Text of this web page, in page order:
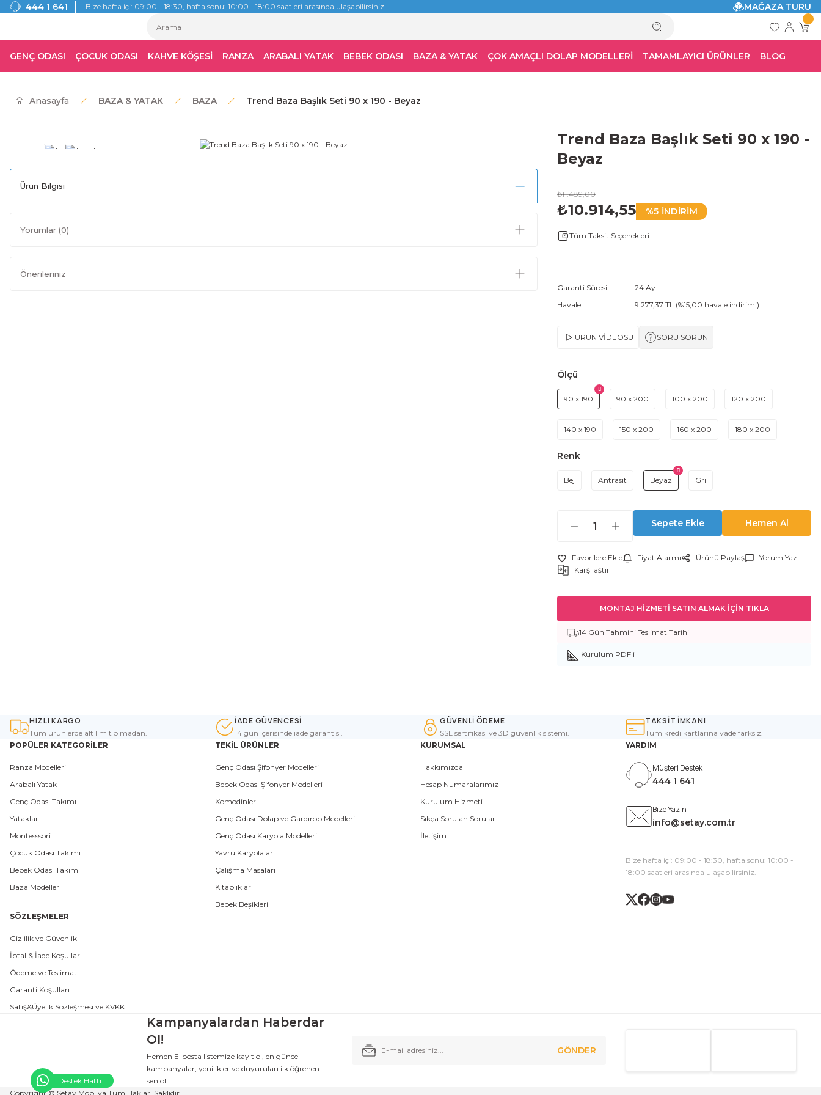
444 1 641 Bize hafta içi: 09:00 - 18:30, hafta sonu: 10:00 - 18:00 saatleri arasında ulaşabilirsiniz. MAĞAZA TURU
GENÇ ODASI ÇOCUK ODASI KAHVE KÖŞESİ RANZA ARABALI YATAK BEBEK ODASI BAZA & YATAK ÇOK AMAÇLI DOLAP MODELLERİ TAMAMLAYICI ÜRÜNLER BLOG
Anasayfa BAZA & YATAK BAZA Trend Baza Başlık Seti 90 x 190 - Beyaz
Ürün Bilgisi
Yorumlar (0)
Önerileriniz
Trend Baza Başlık Seti 90 x 190 -
Beyaz
₺11.489,00
₺10.914,55 %5 İNDİRİM
Tüm Taksit Seçenekleri
Garanti Süresi
24 Ay
Havale
9.277,37 TL (%15,00 havale indirimi)
ÜRÜN VİDEOSU SORU SORUN
Ölçü
90 x 190 90 x 200 100 x 200 120 x 200
140 x 190 150 x 200 160 x 200 180 x 200
Renk
Bej Antrasit Beyaz Gri
Sepete Ekle Hemen Al
Fiyat Alarmı Ürünü Paylaş
Yorum Yaz
Karşılaştır
MONTAJ HİZMETİ SATIN ALMAK İÇİN TIKLA
14 Gün Tahmini Teslimat Tarihi
Kurulum PDF'i
HIZLI KARGO
Tüm ürünlerde alt limit olmadan.
İADE GÜVENCESİ
14 gün içerisinde iade garantisi.
GÜVENLİ ÖDEME
SSL sertifikası ve 3D güvenlik sistemi.
TAKSİT İMKANI
Tüm kredi kartlarına vade farksız.
POPÜLER KATEGORİLER
Ranza Modelleri
Arabalı Yatak
Genç Odası Takımı
Yataklar
Montesssori
Çocuk Odası Takımı
Bebek Odası Takımı
Baza Modelleri
TEKİL ÜRÜNLER
Genç Odası Şifonyer Modelleri
Bebek Odası Şifonyer Modelleri
Komodinler
Genç Odası Dolap ve Gardırop Modelleri
Genç Odası Karyola Modelleri
Yavru Karyolalar
Çalışma Masaları
Kitaplıklar
Bebek Beşikleri
KURUMSAL
Hakkımızda
Hesap Numaralarımız
Kurulum Hizmeti
Sıkça Sorulan Sorular
İletişim
SÖZLEŞMELER
Gizlilik ve Güvenlik
İptal & İade Koşulları
Ödeme ve Teslimat
Garanti Koşulları
Satış&Üyelik Sözleşmesi ve KVKK
YARDIM
Müşteri Destek
444 1 641
Bize Yazın
info@setay.com.tr
Bize hafta içi: 09:00 - 18:30, hafta sonu: 10:00 -
18:00 saatleri arasında ulaşabilirsiniz.
Kampanyalardan Haberdar
Ol!
Hemen E-posta listemize kayıt ol, en güncel
kampanyalar, yenilikler ve duyuruları ilk öğrenen
sen ol.
GÖNDER
Copyright © Setay Mobilya Tüm Hakları Saklıdır.
Destek Hattı